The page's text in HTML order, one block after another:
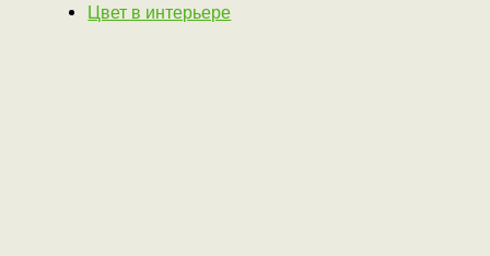
Цвет в интерьере